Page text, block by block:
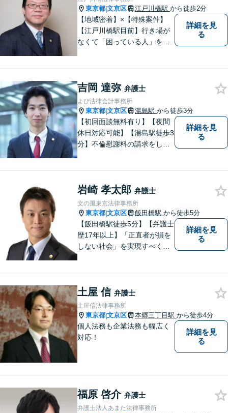
談無料ですので、お気軽にご
相談ください！
東京都|文京区 江戸川橋駅 から徒歩2分
【地域密着】×【特殊案件】
【江戸川橋駅目前】行き場が
なくて「困っている人」をゼ
詳細を見
る
吉岡 達弥 弁護士
よぴ法律会計事務所
東京都|文京区 湯島駅 から徒歩3分
【初回面談無料有り】【夜間
休日対応可能】【湯島駅徒歩3
分】不倫慰謝料の請求をした
まずはご相談ください。【メ
ディア出演】
詳細を見
る
岩崎 孝太郎 弁護士
文の風東京法律事務所
東京都|文京区 飯田橋駅 から徒歩5分
【飯田橋駅徒歩5分】【弁護士
歴17年以上】「正直者が損を
しない社会」を実現すべく、
不動産／企業法務／労働問題e
tc...お気軽にご相談ください。
詳細を見
る
土屋 信 弁護士
土屋信法律事務所
東京都|文京区 本郷三丁目駅 から徒歩4分
個人法務も企業法務も幅広く
対応！
詳細を見
る
福原 啓介 弁護士
弁護士法人あまた法律事務所